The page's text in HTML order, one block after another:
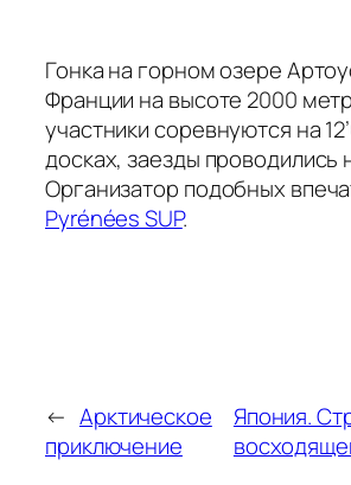
Гонка на горном озере
Франции на высоте 2000
участники соревнуются на
досках, заезды проводились
Организатор подобных
Pyrénées SUP.
← Арктическое
приключение
Япония.